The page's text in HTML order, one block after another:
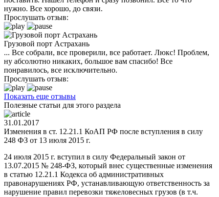
нужно. Все хорошо, до связи.
Прослушать отзыв:
Грузовой порт Астрахань
... Все собрали, все проверили, все работает. Люкс! Проблем,
ну абсолютно никаких, большое вам спасибо! Все
понравилось, все исключительно.
Прослушать отзыв:
Показать еще отзывы
Полезные статьи для этого раздела
31.01.2017
Изменения в ст. 12.21.1 КоАП РФ после вступления в силу
248 ФЗ от 13 июля 2015 г.
24 июля 2015 г. вступил в силу Федеральный закон от
13.07.2015 № 248-ФЗ, который внес существенные изменения
в статью 12.21.1 Кодекса об административных
правонарушениях РФ, устанавливающую ответственность за
нарушение правил перевозки тяжеловесных грузов (в т.ч.